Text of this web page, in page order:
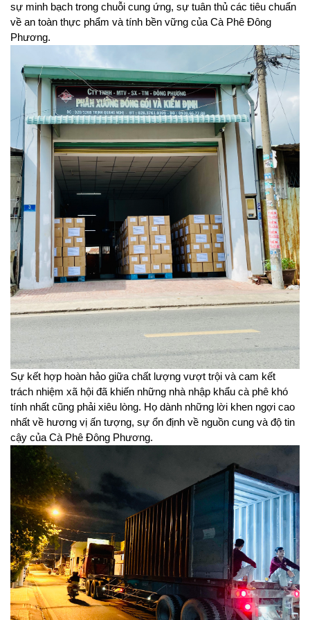
sự minh bạch trong chuỗi cung ứng, sự tuân thủ các tiêu chuẩn
về an toàn thực phẩm và tính bền vững của Cà Phê Đông
Phương.
Sự kết hợp hoàn hảo giữa chất lượng vượt trội và cam kết
trách nhiệm xã hội đã khiến những nhà nhập khẩu cà phê khó
tính nhất cũng phải xiêu lòng. Họ dành những lời khen ngợi cao
nhất về hương vị ấn tượng, sự ổn định về nguồn cung và độ tin
cậy của Cà Phê Đông Phương.